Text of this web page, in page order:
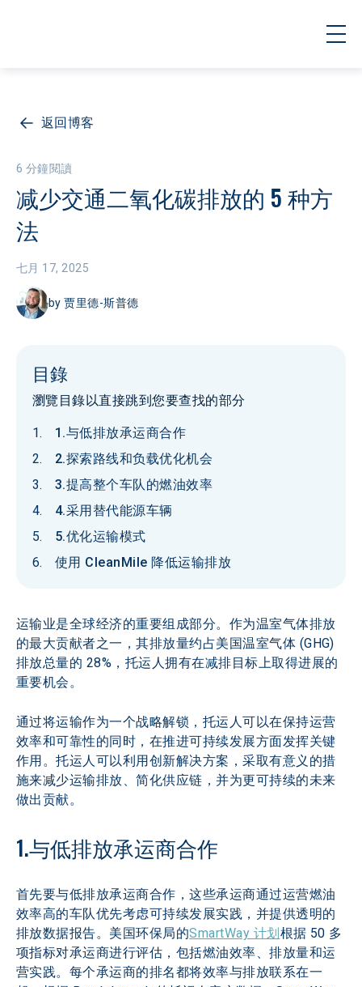
返回博客
6 分鐘閱讀
减少交通二氧化碳排放的 5 种方
法
七月 17, 2025
by贾里德-斯普德
目錄
瀏覽目錄以直接跳到您要查找的部分
1.与低排放承运商合作
2.探索路线和负载优化机会
3.提高整个车队的燃油效率
4.采用替代能源车辆
5.优化运输模式
使用 CleanMile 降低运输排放
运输业是全球经济的重要组成部分。作为温室气体排放
的最大贡献者之一，其排放量约占美国温室气体 (GHG)
排放总量的 28%，托运人拥有在减排目标上取得进展的
重要机会。
通过将运输作为一个战略解锁，托运人可以在保持运营
效率和可靠性的同时，在推进可持续发展方面发挥关键
作用。托运人可以利用创新解决方案，采取有意义的措
施来减少运输排放、简化供应链，并为更可持续的未来
做出贡献。
1.与低排放承运商合作
首先要与低排放承运商合作，这些承运商通过运营燃油
效率高的车队优先考虑可持续发展实践，并提供透明的
排放数据报告。美国环保局的SmartWay 计划根据 50 多
项指标对承运商进行评估，包括燃油效率、排放量和运
营实践。每个承运商的排名都将效率与排放联系在一